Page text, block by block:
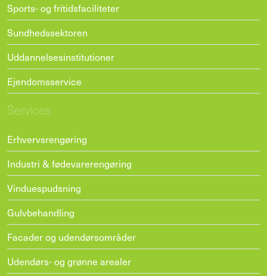
Sports- og fritidsfaciliteter
Sundhedssektoren
Uddannelsesinstitutioner
Ejendomsservice
Services
Erhvervsrengøring
Industri & fødevarerengøring
Vinduespudsning
Gulvbehandling
Facader og udendørsområder
Udendørs- og grønne arealer